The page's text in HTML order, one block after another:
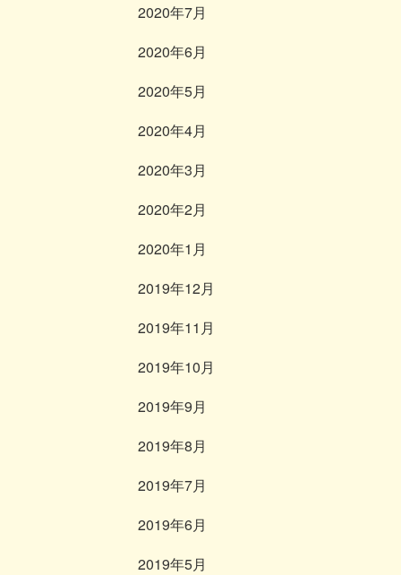
2020年7月
2020年6月
2020年5月
2020年4月
2020年3月
2020年2月
2020年1月
2019年12月
2019年11月
2019年10月
2019年9月
2019年8月
2019年7月
2019年6月
2019年5月